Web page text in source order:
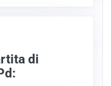
di